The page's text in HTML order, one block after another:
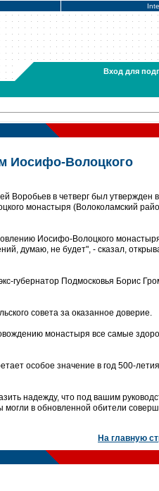
Вход для
Иосифо-Волоцкого
в четверг был утвержден в
монастыря (Волоколамский
Иосифо-Волоцкого
думаю, не будет", - сказал,
губернатор Подмосковья Борис
совета за оказанное доверие.
монастыря все самые
особое значение в год 500-
надежду, что под вашим
могли в обновленной обители
На главную